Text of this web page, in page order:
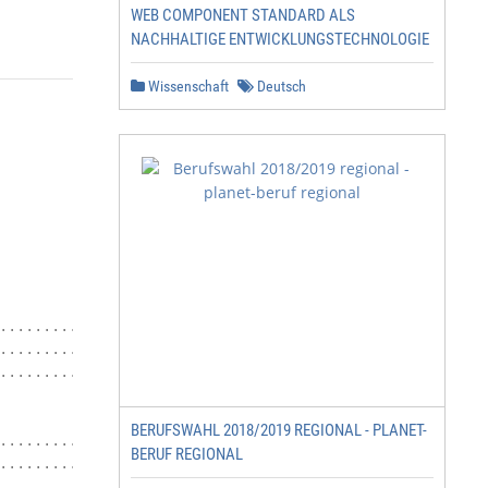
WEB COMPONENT STANDARD ALS
NACHHALTIGE ENTWICKLUNGSTECHNOLOGIE
Wissenschaft Deutsch
BERUFSWAHL 2018/2019 REGIONAL - PLANET-
BERUF REGIONAL